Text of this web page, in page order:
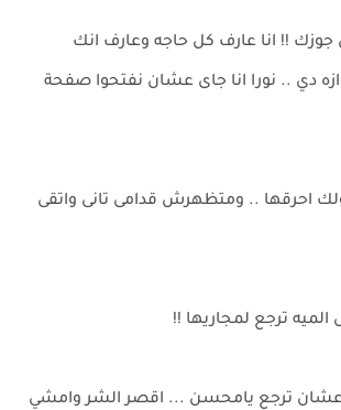
جوزك !! انا عارف كل حاجه وعارف انك
دي .. نورا انا جاى عشان نفتحوا صفحة
احرقها .. ومتظهرش قدامى تانى واتقى
ترجع لمجاريها !!
عشان ترجع يامحسن ... اقصر الشر وامشي